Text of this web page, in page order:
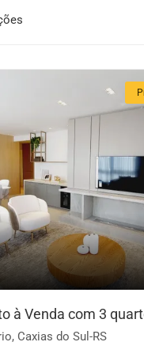
à Venda com 3
Caxias do Sul-RS